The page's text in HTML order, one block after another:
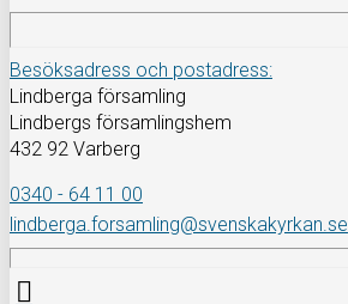
Besöksadress och postadress:
Lindberga församling
Lindbergs församlingshem
432 92 Varberg
0340 - 64 11 00
lindberga.forsamling@svenskakyrkan.se